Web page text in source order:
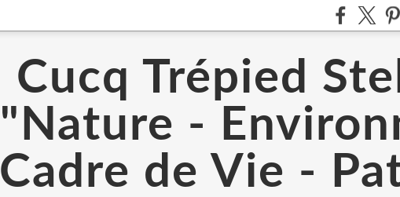
Cucq Trépied
"Nature -
Cadre de Vie -